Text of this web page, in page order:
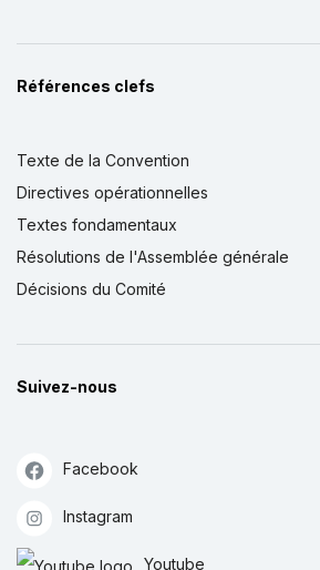
Références clefs
Texte de la Convention
Directives opérationnelles
Textes fondamentaux
Résolutions de l'Assemblée générale
Décisions du Comité
Suivez-nous
Facebook
Instagram
Youtube